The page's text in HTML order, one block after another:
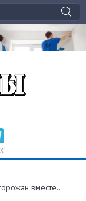
вместе...